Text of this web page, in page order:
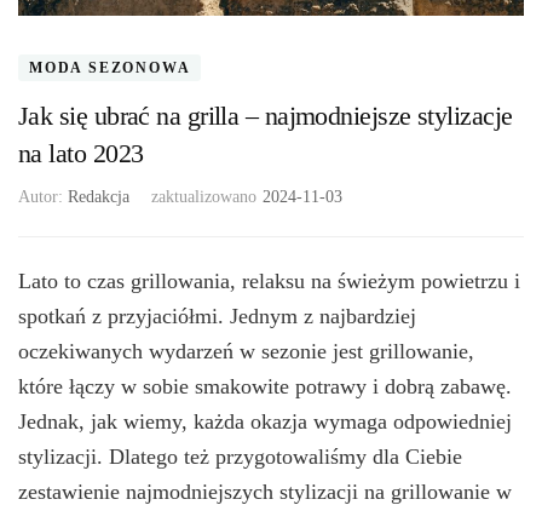
MODA SEZONOWA
Jak się ubrać na grilla – najmodniejsze stylizacje
na lato 2023
Autor: Redakcja zaktualizowano 2024-11-03
Lato to czas grillowania, relaksu na świeżym powietrzu i
spotkań z przyjaciółmi. Jednym z najbardziej
oczekiwanych wydarzeń w sezonie jest grillowanie,
które łączy w sobie smakowite potrawy i dobrą zabawę.
Jednak, jak wiemy, każda okazja wymaga odpowiedniej
stylizacji. Dlatego też przygotowaliśmy dla Ciebie
zestawienie najmodniejszych stylizacji na grillowanie w